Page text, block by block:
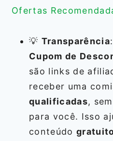
Ofertas
💡 Transparência
Cupom de
são links de
receber uma
qualificadas,
para você. Isso
conteúdo